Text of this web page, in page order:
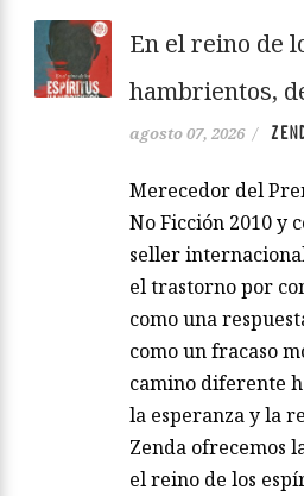
En el reino de
hambrientos,
agosto 07, 2026 /
Merecedor del
No Ficción 2010 y
seller
el trastorno por
como una
como un fracaso
camino diferente
la esperanza y la
Zenda ofrecemos
el reino de los